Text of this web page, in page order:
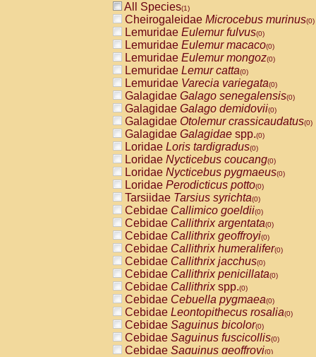
All Species(1)
Cheirogaleidae Microcebus murinus(0)
Lemuridae Eulemur fulvus(0)
Lemuridae Eulemur macaco(0)
Lemuridae Eulemur mongoz(0)
Lemuridae Lemur catta(0)
Lemuridae Varecia variegata(0)
Galagidae Galago senegalensis(0)
Galagidae Galago demidovii(0)
Galagidae Otolemur crassicaudatus(0)
Galagidae Galagidae spp.(0)
Loridae Loris tardigradus(0)
Loridae Nycticebus coucang(0)
Loridae Nycticebus pygmaeus(0)
Loridae Perodicticus potto(0)
Tarsiidae Tarsius syrichta(0)
Cebidae Callimico goeldii(0)
Cebidae Callithrix argentata(0)
Cebidae Callithrix geoffroyi(0)
Cebidae Callithrix humeralifer(0)
Cebidae Callithrix jacchus(0)
Cebidae Callithrix penicillata(0)
Cebidae Callithrixspp.(0)
Cebidae Cebuella pygmaea(0)
Cebidae Leontopithecus rosalia(0)
Cebidae Saguinus bicolor(0)
Cebidae Saguinus fuscicollis(0)
Cebidae Saguinus geoffroyi(0)